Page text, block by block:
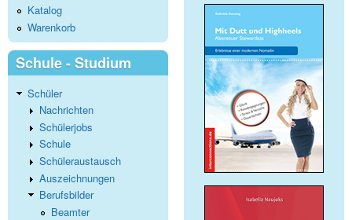
Katalog
Warenkorb
Schule - Studium
Schüler
Nachrichten
Schülerjobs
Schule
Schüleraustausch
Auszeichnungen
Berufsbilder
Beamter